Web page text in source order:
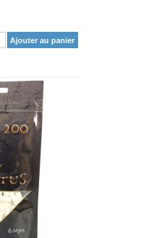
Ajouter au panier